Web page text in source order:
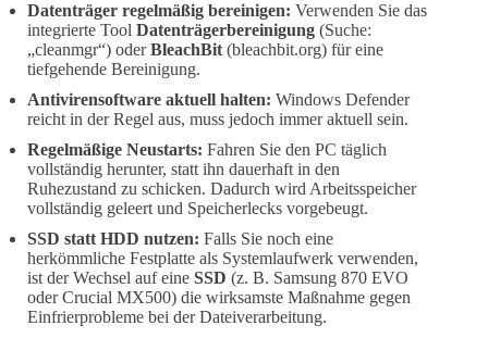
Datenträger regelmäßig bereinigen: Verwenden Sie das
integrierte Tool Datenträgerbereinigung (Suche:
„cleanmgr“) oderBleachBit (bleachbit.org) für eine
tiefgehende Bereinigung.
Antivirensoftware aktuell halten: Windows Defender
reicht in der Regel aus, muss jedoch immer aktuell sein.
Regelmäßige Neustarts: Fahren Sie den PC täglich
vollständig herunter, statt ihn dauerhaft in den
Ruhezustand zu schicken. Dadurch wird Arbeitsspeicher
vollständig geleert und Speicherlecks vorgebeugt.
SSD statt HDD nutzen: Falls Sie noch eine
herkömmliche Festplatte als Systemlaufwerk verwenden,
ist der Wechsel auf eine SSD (z. B. Samsung 870 EVO
oder Crucial MX500) die wirksamste Maßnahme gegen
Einfrierprobleme bei der Dateiverarbeitung.